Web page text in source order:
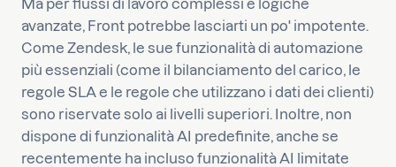
Ma per flussi di lavoro complessi e logiche
avanzate, Front potrebbe lasciarti un po' impotente.
Come Zendesk, le sue funzionalità di automazione
più essenziali (come il bilanciamento del carico, le
regole SLA e le regole che utilizzano i dati dei clienti)
sono riservate solo ai livelli superiori. Inoltre, non
dispone di funzionalità AI predefinite, anche se
recentemente ha incluso funzionalità AI limitate